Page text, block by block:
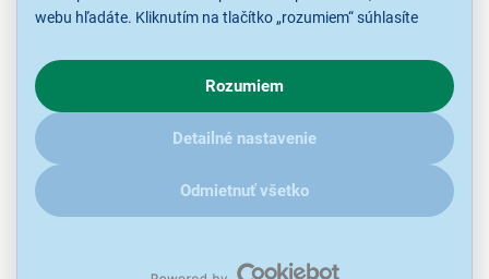
webu hľadáte. Kliknutím na tlačítko „rozumiem“ súhlasíte
o chovaní na webe pre zobrazovaní cielených reklám.
V prípade že vás zaujímajú detaily, ako u nás s cookies a
ďalšími údaji pracujeme, kliknitesem.
Rozumiem
Detailné nastavenie
Odmietnuť všetko
Tefal HB671830
Tyčový mixér Tefal, 4 ostré nože Powelix, tichý režim, plynulá